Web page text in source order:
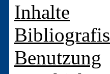
Inhalte
Benutzung